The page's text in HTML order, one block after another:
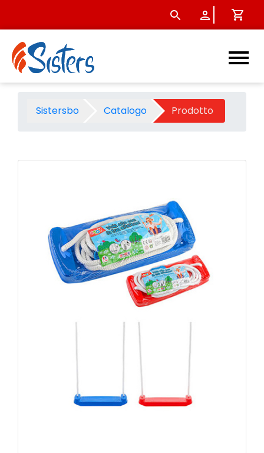
Altalena con corda cm
Sistersbo Catalogo Prodotto